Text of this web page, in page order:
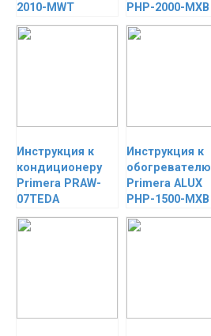
2010-MWT
PHP-2000-MXB
Инструкция к
кондиционеру
Primera PRAW-
07TEDA
Инструкция к
обогревателю
Primera ALUX
PHP-1500-MXB